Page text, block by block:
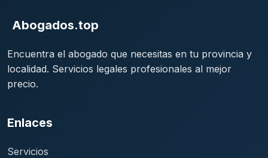
Abogados.top
Encuentra el abogado que necesitas en tu provincia y
localidad. Servicios legales profesionales al mejor
precio.
Enlaces
Servicios